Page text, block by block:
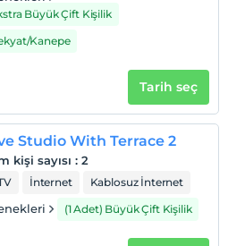
Büyük Çift Kişilik
Kanepe
Tarih seç
Studio With Terrace 2
kişi sayısı : 2
İnternet Kablosuz İnternet
(1 Adet) Büyük Çift Kişilik